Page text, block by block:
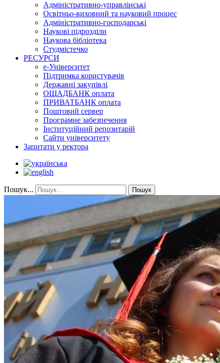
Адміністративно-управлінські
Освітньо-виховний та науковий процес
Адміністративно-господарські
Наукові підрозділи
Наукова бібліотека
Студмістечко
РЕСУРСИ
е-Університет
Підтримка користувачів
Державні закупівлі
ОЩАДБАНК оплата
ПРИВАТБАНК оплата
Поштовий сервер
Програмне забезпечення
Інституційний репозитарій
Сайти університету
Запитати у ректора
Пошук... Пошук